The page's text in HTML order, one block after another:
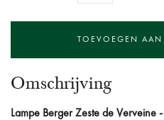
Omschrijving
Lampe Berger Zeste de Verveine -